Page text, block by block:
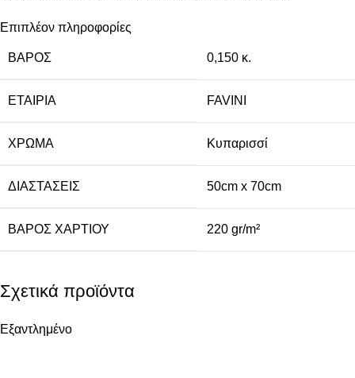
Επιπλέον πληροφορίες
ΒΆΡΟΣ 0,150 κ.
ΕΤΑΙΡΊΑ FAVINI
ΧΡΏΜΑ Κυπαρισσί
ΔΙΑΣΤΆΣΕΙΣ 50cm x 70cm
ΒΆΡΟΣ ΧΑΡΤΙΟΎ 220 gr/m²
Σχετικά προϊόντα
Εξαντλημένο